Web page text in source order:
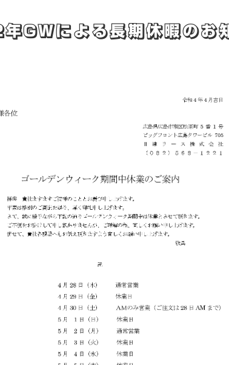
GWによる長期休暇のお